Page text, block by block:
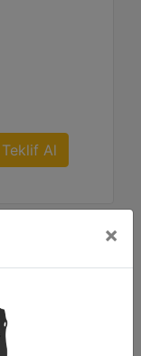
Teklif Al
×